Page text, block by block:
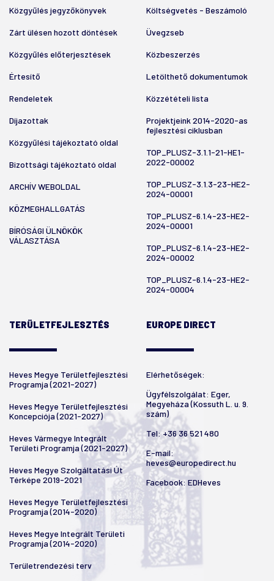
Közgyűlés jegyzőkönyvek
Zárt ülésen hozott döntések
Közgyűlés előterjesztések
Értesítő
Rendeletek
Díjazottak
Közgyűlési tájékoztató oldal
Bizottsági tájékoztató oldal
ARCHÍV WEBOLDAL
KÖZMEGHALLGATÁS
BÍRÓSÁGI ÜLNÖKÖK
VÁLASZTÁSA
Költségvetés - Beszámoló
Üvegzseb
Közbeszerzés
Letölthető dokumentumok
Közzétételi lista
Projektjeink 2014-2020-as
fejlesztési ciklusban
TOP_PLUSZ-3.1.1-21-HE1-
2022-00002
TOP_PLUSZ-3.1.3-23-HE2-
2024-00001
TOP_PLUSZ-6.1.4-23-HE2-
2024-00001
TOP_PLUSZ-6.1.4-23-HE2-
2024-00002
TOP_PLUSZ-6.1.4-23-HE2-
2024-00004
TERÜLETFEJLESZTÉS
Heves Megye Területfejlesztési
Programja (2021-2027)
Heves Megye Területfejlesztési
Koncepciója (2021-2027)
Heves Vármegye Integrált
Területi Programja (2021-2027)
Heves Megye Szolgáltatási Út
Térképe 2019-2021
Heves Megye Területfejlesztési
Programja (2014-2020)
Heves Megye Integrált Területi
Programja (2014-2020)
Területrendezési terv
EUROPE DIRECT
Elérhetőségek:
Ügyfélszolgálat: Eger,
Megyeháza (Kossuth L. u. 9.
szám)
Tel:+36 36 521 480
E-mail:
heves@europedirect.hu
Facebook: EDHeves